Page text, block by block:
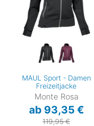
MAUL Sport - Damen
Freizeitjacke
Monte Rosa
ab 93,35 €
119,95 €